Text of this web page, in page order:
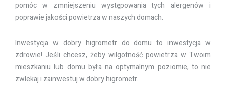
pomóc w zmniejszeniu występowania tych alergenów i
poprawie jakości powietrza w naszych domach.
Inwestycja w dobry higrometr do domu to inwestycja w
zdrowie! Jeśli chcesz, żeby wilgotność powietrza w Twoim
mieszkaniu lub domu była na optymalnym poziomie, to nie
zwlekaj i zainwestuj w dobry higrometr.